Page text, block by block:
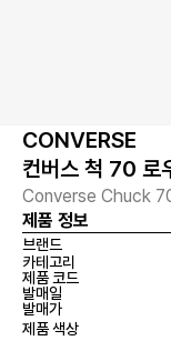
CONVERSE
컨버스 척 70 로
Converse Chuck
제품 정보
브랜드
카테고리
제품 코드
발매일
발매가
제품 색상